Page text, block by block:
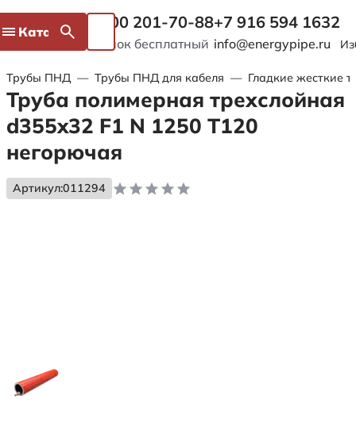
Каталог 8 800 201-70-88
Звонок бесплатный
+7 916 594 1632
info@energypipe.ru
Трубы ПНД — Трубы ПНД для кабеля — Гладкие жесткие
Труба полимерная трехслойная
d355x32 F1 N 1250 Т120
негорючая
Артикул:011294